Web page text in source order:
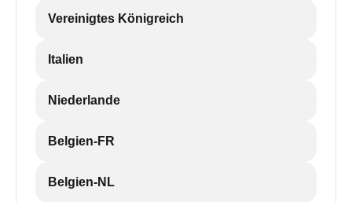
Vereinigtes Königreich
Italien
Niederlande
Belgien-FR
Belgien-NL